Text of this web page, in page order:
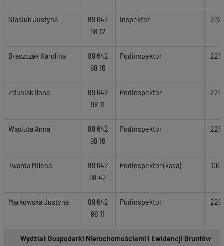
Stasiuk Justyna
89 642
98 12
Inspektor 232
Błaszczak Karolina
89 642
98 16
Podinspektor 225
Zduniak Ilona
89 642
98 11
Podinspektor 229
Wasiuta Anna
89 642
98 16
Podinspektor 225
Twarda Milena
89 642
98 42
Podinspektor (kasa) 106
Markowska Justyna
89 642
98 11
Podinspektor 229
Wydział Gospodarki Nieruchomościami i Ewidencji Gruntów